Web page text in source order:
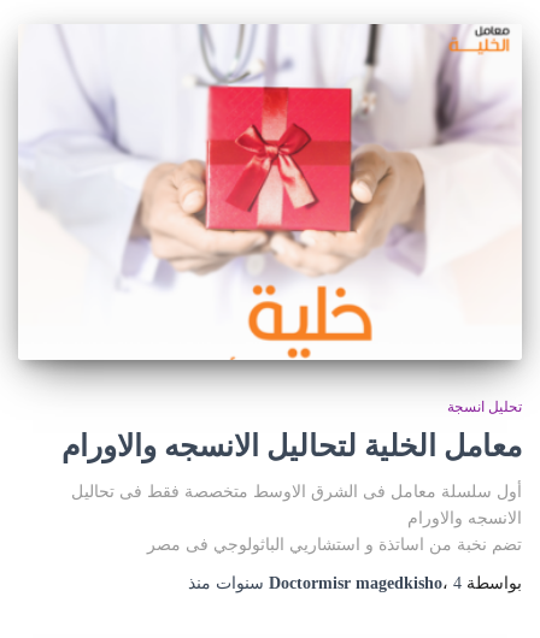
تحليل انسجة
معامل الخلية لتحاليل الانسجه والاورام
أول سلسلة معامل فى الشرق الاوسط متخصصة فقط فى تحاليل
الانسجه والاورام
تضم نخبة من اساتذة و استشاريي الباثولوجي فى مصر
بواسطة Doctormisr magedkisho، 4 سنوات منذ